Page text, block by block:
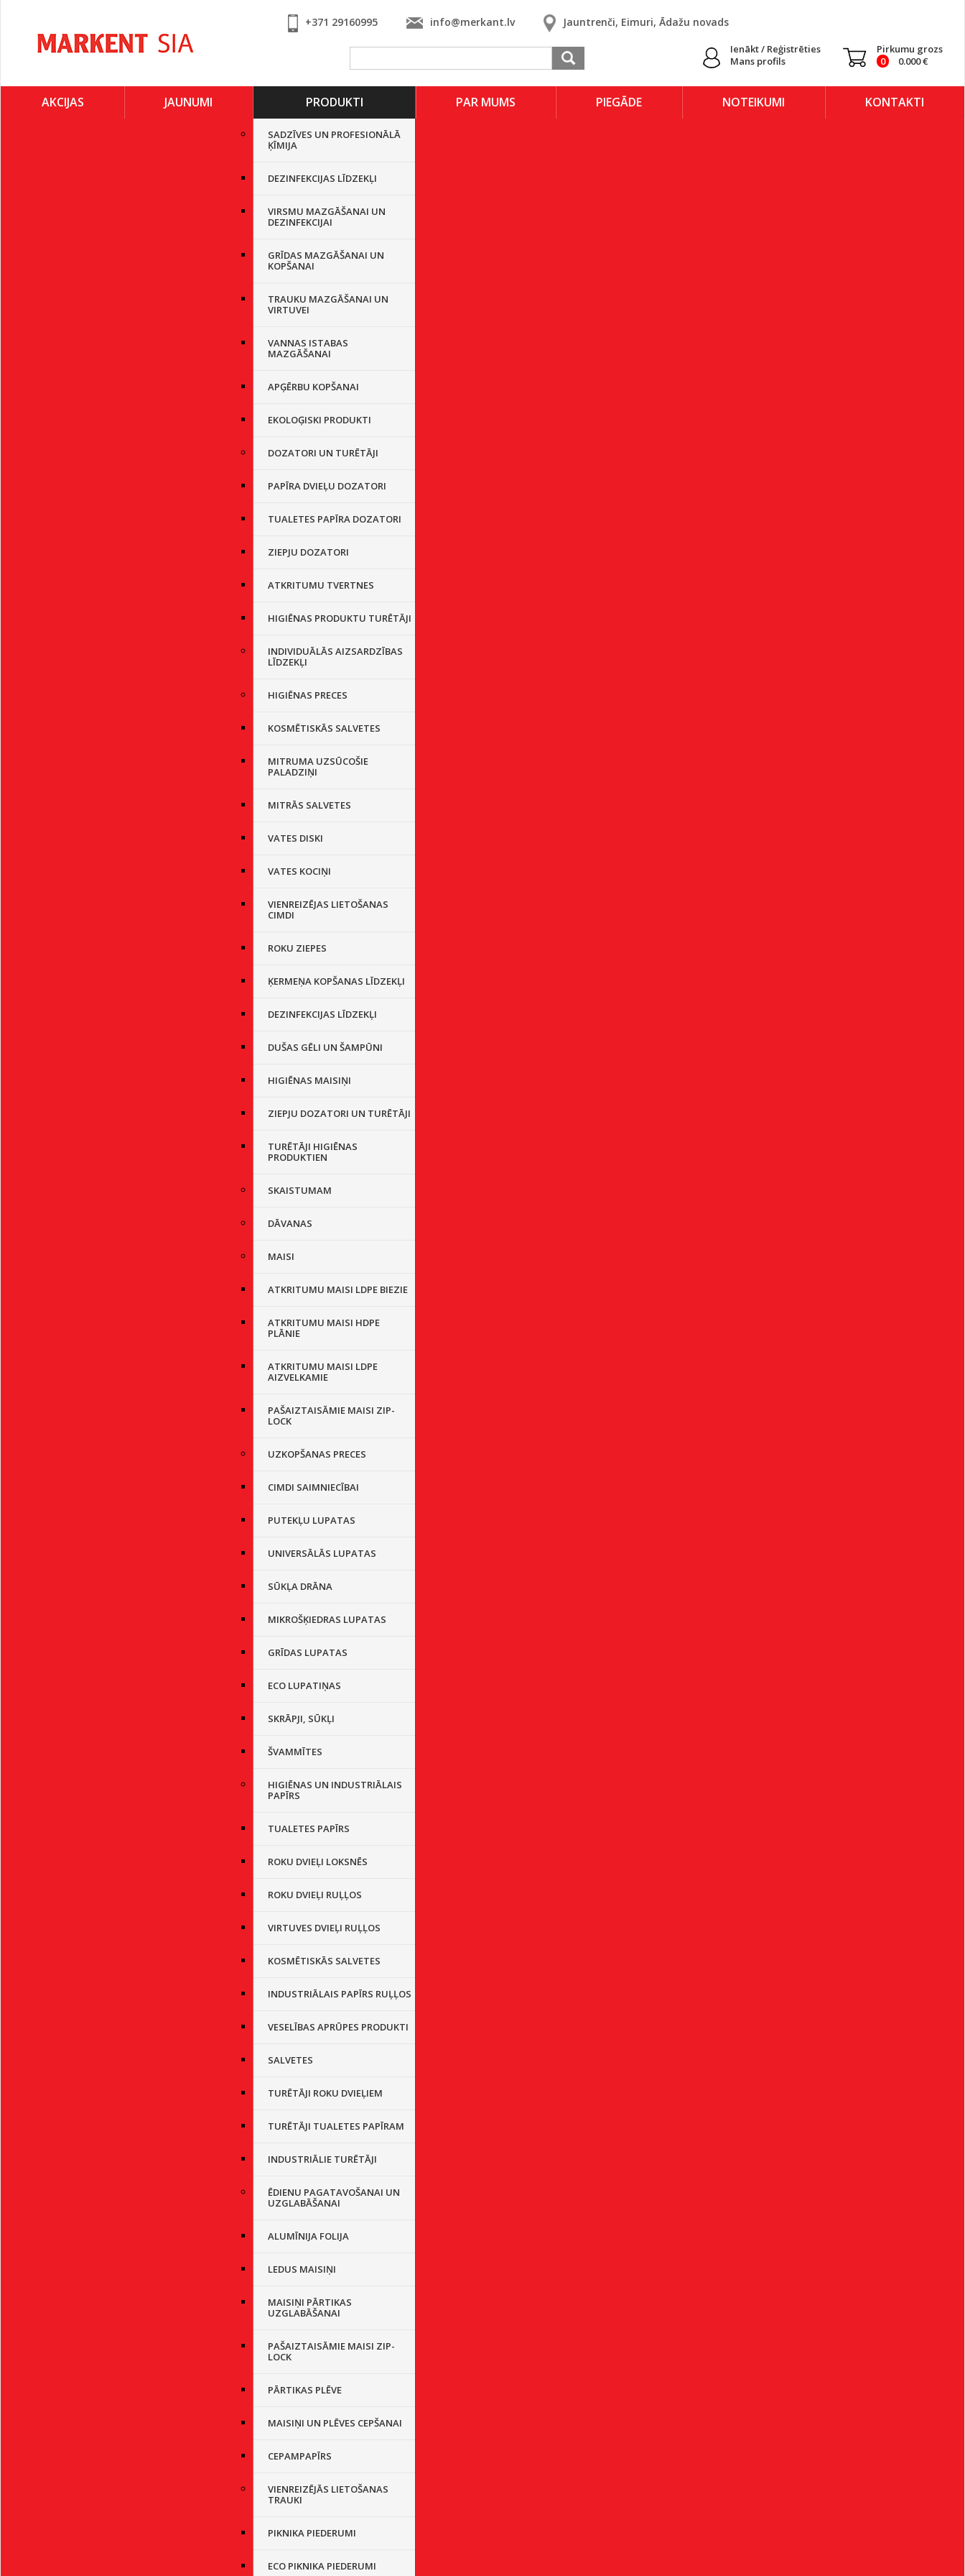
+371 29160995 info@merkant.lv Jauntrenči, Eimuri, Ādažu novads
Ienākt / Reģistrēties
Mans profils
Pirkumu grozs
0
0.000€
KONTAKTI
NOTEIKUMI
PIEGĀDE
PAR MUMS
PRODUKTI
SADZĪVES UN PROFESIONĀLĀ
ĶĪMIJA
DEZINFEKCIJAS LĪDZEKĻI
VIRSMU MAZGĀŠANAI UN
DEZINFEKCIJAI
GRĪDAS MAZGĀŠANAI UN
KOPŠANAI
TRAUKU MAZGĀŠANAI UN
VIRTUVEI
VANNAS ISTABAS
MAZGĀŠANAI
APĢĒRBU KOPŠANAI
EKOLOĢISKI PRODUKTI
DOZATORI UN TURĒTĀJI
PAPĪRA DVIEĻU DOZATORI
TUALETES PAPĪRA DOZATORI
ZIEPJU DOZATORI
ATKRITUMU TVERTNES
HIGIĒNAS PRODUKTU TURĒTĀJI
INDIVIDUĀLĀS AIZSARDZĪBAS
LĪDZEKĻI
HIGIĒNAS PRECES
KOSMĒTISKĀS SALVETES
MITRUMA UZSŪCOŠIE
PALADZIŅI
MITRĀS SALVETES
VATES DISKI
VATES KOCIŅI
VIENREIZĒJAS LIETOŠANAS
CIMDI
ROKU ZIEPES
ĶERMEŅA KOPŠANAS LĪDZEKĻI
DEZINFEKCIJAS LĪDZEKĻI
DUŠAS GĒLI UN ŠAMPŪNI
HIGIĒNAS MAISIŅI
ZIEPJU DOZATORI UN TURĒTĀJI
TURĒTĀJI HIGIĒNAS
PRODUKTIEN
SKAISTUMAM
DĀVANAS
MAISI
ATKRITUMU MAISI LDPE BIEZIE
ATKRITUMU MAISI HDPE
PLĀNIE
ATKRITUMU MAISI LDPE
AIZVELKAMIE
PAŠAIZTAISĀMIE MAISI ZIP-
LOCK
UZKOPŠANAS PRECES
CIMDI SAIMNIECĪBAI
PUTEKĻU LUPATAS
UNIVERSĀLĀS LUPATAS
SŪKĻA DRĀNA
MIKROŠĶIEDRAS LUPATAS
GRĪDAS LUPATAS
ECO LUPATIŅAS
SKRĀPJI, SŪKĻI
ŠVAMMĪTES
HIGIĒNAS UN INDUSTRIĀLAIS
PAPĪRS
TUALETES PAPĪRS
ROKU DVIEĻI LOKSNĒS
ROKU DVIEĻI RUĻĻOS
VIRTUVES DVIEĻI RUĻĻOS
KOSMĒTISKĀS SALVETES
INDUSTRIĀLAIS PAPĪRS RUĻĻOS
VESELĪBAS APRŪPES PRODUKTI
SALVETES
TURĒTĀJI ROKU DVIEĻIEM
TURĒTĀJI TUALETES PAPĪRAM
INDUSTRIĀLIE TURĒTĀJI
ĒDIENU PAGATAVOŠANAI UN
UZGLABĀŠANAI
ALUMĪNIJA FOLIJA
LEDUS MAISIŅI
MAISIŅI PĀRTIKAS
UZGLABĀŠANAI
PAŠAIZTAISĀMIE MAISI ZIP-
LOCK
PĀRTIKAS PLĒVE
MAISIŅI UN PLĒVES CEPŠANAI
CEPAMPAPĪRS
VIENREIZĒJĀS LIETOŠANAS
TRAUKI
PIKNIKA PIEDERUMI
ECO PIKNIKA PIEDERUMI
JAUNUMI
AKCIJAS